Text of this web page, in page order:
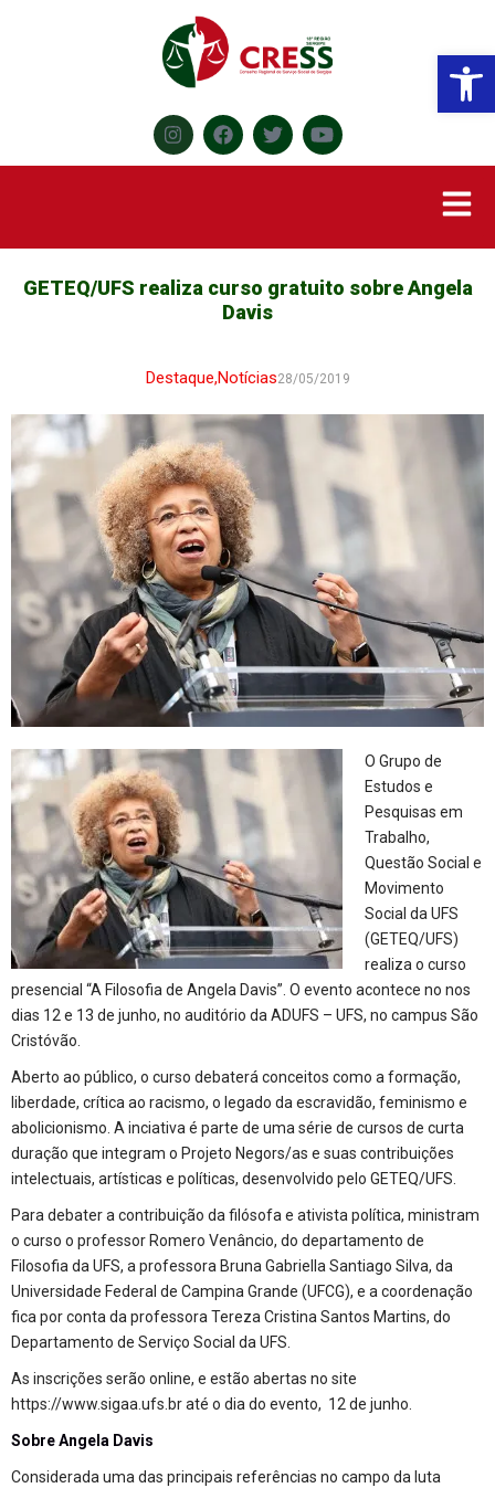
GETEQ/UFS realiza curso gratuito sobre Angela
Davis
Destaque,Notícias28/05/2019
O Grupo de
Estudos e
Pesquisas em
Trabalho,
Questão Social e
Movimento
Social da UFS
(GETEQ/UFS)
realiza o curso
presencial “A Filosofia de Angela Davis”. O evento acontece no nos
dias 12 e 13 de junho, no auditório da ADUFS – UFS, no campus São
Cristóvão.
Aberto ao público, o curso debaterá conceitos como a formação,
liberdade, crítica ao racismo, o legado da escravidão, feminismo e
abolicionismo. A inciativa é parte de uma série de cursos de curta
duração que integram o Projeto Negors/as e suas contribuições
intelectuais, artísticas e políticas, desenvolvido pelo GETEQ/UFS.
Para debater a contribuição da filósofa e ativista política, ministram
o curso o professor Romero Venâncio, do departamento de
Filosofia da UFS, a professora Bruna Gabriella Santiago Silva, da
Universidade Federal de Campina Grande (UFCG), e a coordenação
fica por conta da professora Tereza Cristina Santos Martins, do
Departamento de Serviço Social da UFS.
As inscrições serão online, e estão abertas no site
https://www.sigaa.ufs.braté o dia do evento, 12 de junho.
Sobre Angela Davis
Considerada uma das principais referências no campo da luta